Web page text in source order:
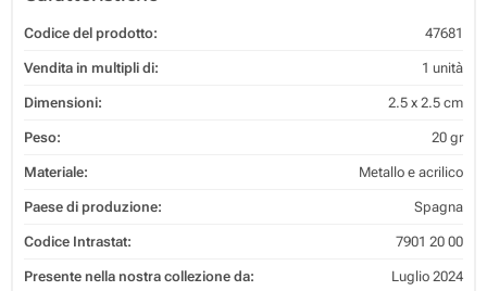
Codice del prodotto: 47681
Vendita in multipli di: 1 unità
Dimensioni: 2.5 x 2.5 cm
Peso: 20 gr
Materiale: Metallo e acrilico
Paese di produzione: Spagna
Codice Intrastat: 7901 20 00
Presente nella nostra collezione da: Luglio 2024